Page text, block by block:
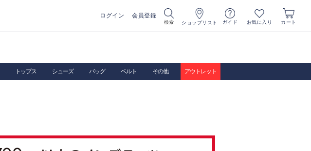
ログイン 会員登録
検索 ショップリスト ガイド お気に入り カート
トップス シューズ バッグ ベルト その他 アウトレット